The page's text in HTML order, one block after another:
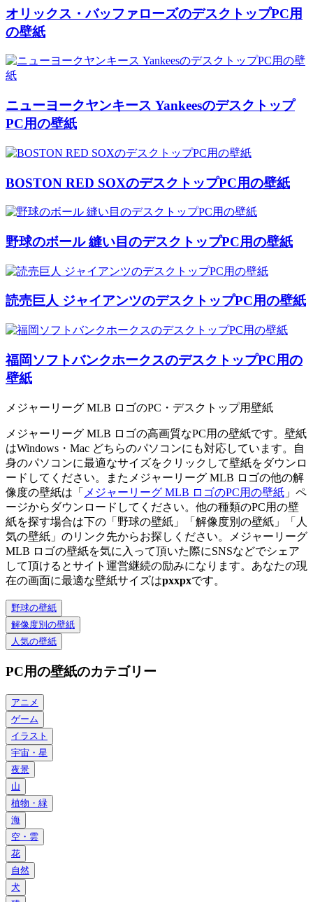
オリックス・バッファローズのデスクトップPC用
の壁紙
ニューヨークヤンキース Yankeesのデスクトップ
PC用の壁紙
BOSTON RED SOXのデスクトップPC用の壁紙
野球のボール 縫い目のデスクトップPC用の壁紙
読売巨人 ジャイアンツのデスクトップPC用の壁紙
福岡ソフトバンクホークスのデスクトップPC用の
壁紙
メジャーリーグ MLB ロゴのPC・デスクトップ用壁紙
メジャーリーグ MLB ロゴの高画質なPC用の壁紙です。壁紙
はWindows・Mac どちらのパソコンにも対応しています。自
身のパソコンに最適なサイズをクリックして壁紙をダウンロ
ードしてください。またメジャーリーグ MLB ロゴの他の解
像度の壁紙は「 メジャーリーグ MLB ロゴのPC用の壁紙 」ペ
ージからダウンロードしてください。他の種類のPC用の壁
紙を探す場合は下の「野球の壁紙」「解像度別の壁紙」「人
気の壁紙」のリンク先からお探しください。メジャーリーグ
MLB ロゴの壁紙を気に入って頂いた際にSNSなどでシェア
して頂けるとサイト運営継続の励みになります。あなたの現
在の画面に最適な壁紙サイズはpxxpxです。
野球の壁紙
解像度別の壁紙
人気の壁紙
PC用の壁紙のカテゴリー
アニメ
ゲーム
イラスト
宇宙・星
夜景
山
植物・緑
海
空・雲
花
自然
犬